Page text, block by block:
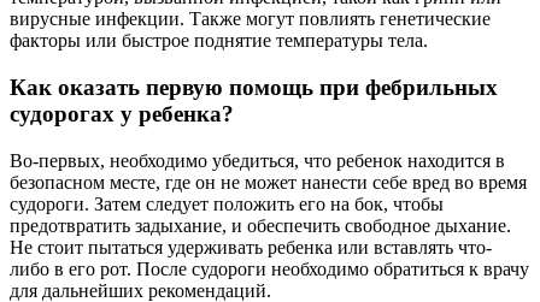
вирусные инфекции. Также могут повлиять генетические
факторы или быстрое поднятие температуры тела.
Как оказать первую помощь при фебрильных
судорогах у ребенка?
Во-первых, необходимо убедиться, что ребенок находится в
безопасном месте, где он не может нанести себе вред во время
судороги. Затем следует положить его на бок, чтобы
предотвратить задыхание, и обеспечить свободное дыхание.
Не стоит пытаться удерживать ребенка или вставлять что-
либо в его рот. После судороги необходимо обратиться к врачу
для дальнейших рекомендаций.